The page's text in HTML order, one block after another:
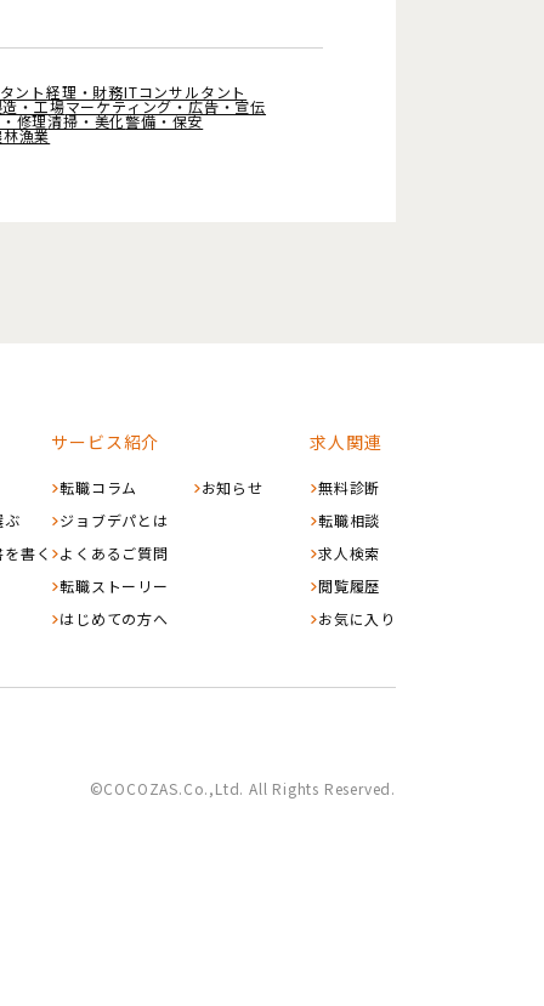
ント経理・財務ITコンサルタント
・工場マーケティング・広告・宣伝
修理清掃・美化警備・保安
林漁業
ぶ
書く
サービス紹介
転職コラム
お知らせ
ジョブデパとは
よくあるご質問
転職ストーリー
はじめての方へ
求人関連
無料診断
転職相談
求人検索
閲覧履歴
お気に入り
©COCOZAS.Co.,Ltd. All Rights Reserved.